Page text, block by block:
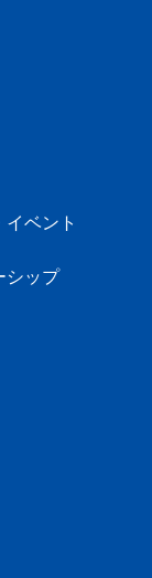
イベント
シップ